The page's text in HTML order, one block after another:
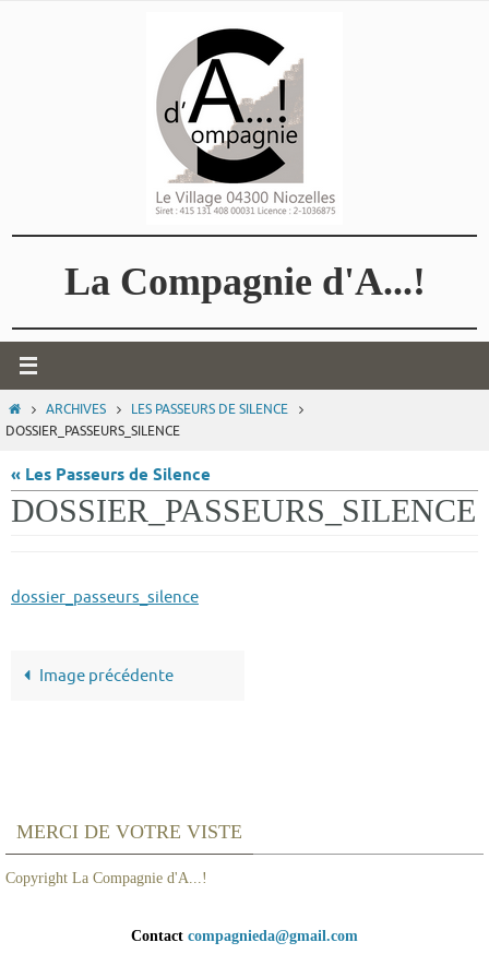
La Compagnie d'A...!
HOMEARCHIVES
LES PASSEURS DE SILENCE
DOSSIER_PASSEURS_SILENCE
« Les Passeurs de Silence
DOSSIER_PASSEURS_SILENCE
dossier_passeurs_silence
Image précédente
MERCI DE VOTRE VISTE
Copyright La Compagnie d'A...!
Contact compagnieda@gmail.com